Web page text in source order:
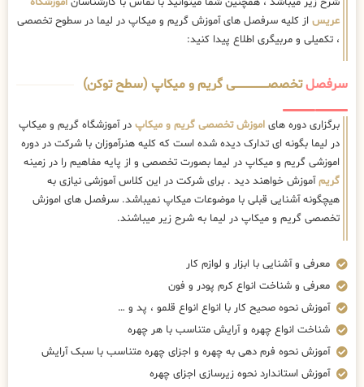
عریس از کلیه سرفصل های آموزش گریم و میکاپ در لیما در سطوح تخصصی
، تکمیلی و مربیگری اطلاع پیدا کنید:
سرفصلتخصصــــــــــــــــــــی گریم و میکاپ (سطح توکن)
برگزاری دوره های اموزش تخصصی گریم و میکاپ در آموزشگاه گریم و میکاپ
در لیما بگونه ای تدارک دیده شده است که کلیه هنرآموزان با شرکت در دوره
اموزشی گریم و میکاپ در لیما بصورت تخصصی و از پایه مفاهیم را در زمینه
گریمآموزش خواهند دید . برای شرکت در این کلاس آموزشی نیازی به
هیچگونه آشنایی قبلی با موضوعات میکاپ نمیباشد. سرفصل های اموزش
تخصصی گریم و میکاپ در لیما به شرح زیر میباشند.
معرفی و آشنایی با ابزار و لوازم کار
معرفی و شناخت انواع کرم پودر و فون
آموزش نحوه صحیح کار با انواع انواع قلمو ، پد و …
شناخت انواع چهره و آرایش متناسب با هر چهره
آموزش نحوه فرم دهی به چهره و اجزای چهره متناسب با سبک آرایش
آموزش استاندارد نحوه زیرسازی اجزای چهره